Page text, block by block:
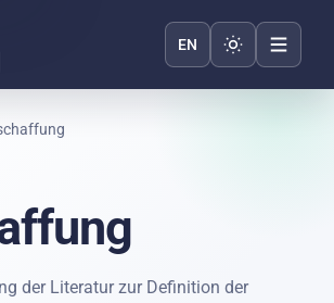
EN Darstellung
der Literatur zur Definition der